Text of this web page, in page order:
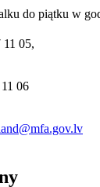
do piątku w
11 05,
06